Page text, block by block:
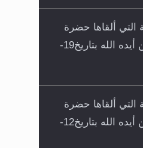
التي ألقاها حضرة
أمير المؤمنين أيده الله بتاريخ19-
التي ألقاها حضرة
أمير المؤمنين أيده الله بتاريخ12-